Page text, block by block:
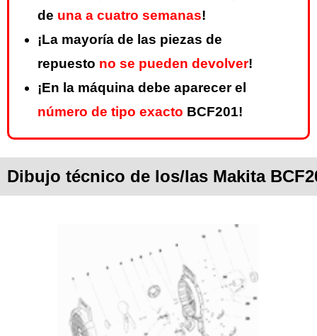
de una a cuatro semanas!
¡La mayoría de las piezas de
repuesto no se pueden devolver!
¡En la máquina debe aparecer el
número de tipo exacto BCF201!
Dibujo técnico de los/las Makita